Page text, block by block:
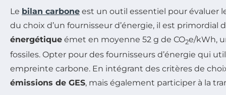
Le bilan carbone est un outil essentiel pour évaluer
du choix d’un fournisseur d’énergie, il est
énergétique émet en moyenne 52 g de CO2e/kWh,
fossiles. Opter pour des fournisseurs d’énergie qui
empreinte carbone. En intégrant des critères de
émissions de GES, mais également participer à la